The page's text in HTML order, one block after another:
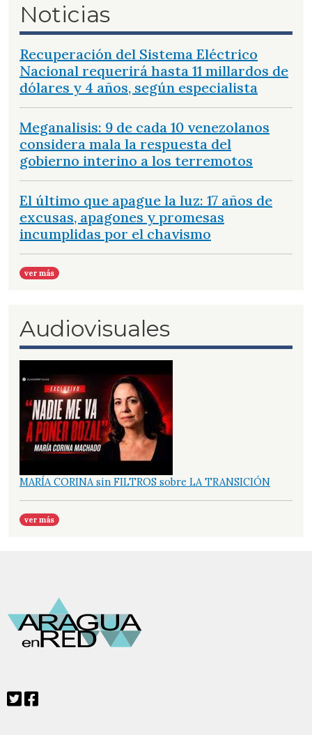
Noticias
Recuperación del Sistema Eléctrico
Nacional requerirá hasta 11 millardos de
dólares y 4 años, según especialista
Meganalisis: 9 de cada 10 venezolanos
considera mala la respuesta del
gobierno interino a los terremotos
El último que apague la luz: 17 años de
excusas, apagones y promesas
incumplidas por el chavismo
ver más
Audiovisuales
MARÍA CORINA sin FILTROS sobre LA TRANSICIÓN
ver más